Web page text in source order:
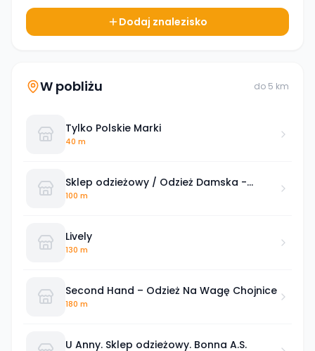
Dodaj znalezisko
W pobliżu do 5 km
Tylko Polskie Marki
40 m
Sklep odzieżowy / Odzież Damska -
Handel detaliczny Jolanta i Jan Kubiak
100 m
Lively
130 m
Second Hand – Odzież Na Wagę Chojnice
180 m
U Anny. Sklep odzieżowy. Bonna A.S.